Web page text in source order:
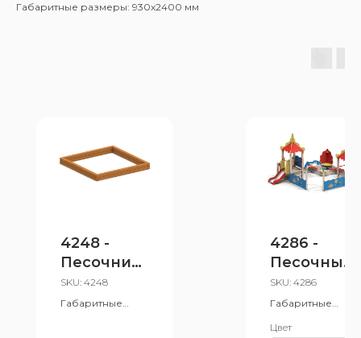
Габаритные размеры: 930x2400 мм
4248 -
Песочниц
а
SKU: 4248
Габаритные
4286 -
Песочный
дворик с
горкой
"Коралл"
SKU: 4286
Габаритные
4100x3050 мм
Цвет